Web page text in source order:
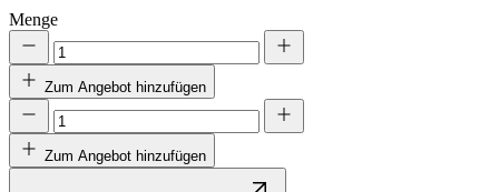
Menge
Zum Angebot hinzufügen
Zum Angebot hinzufügen